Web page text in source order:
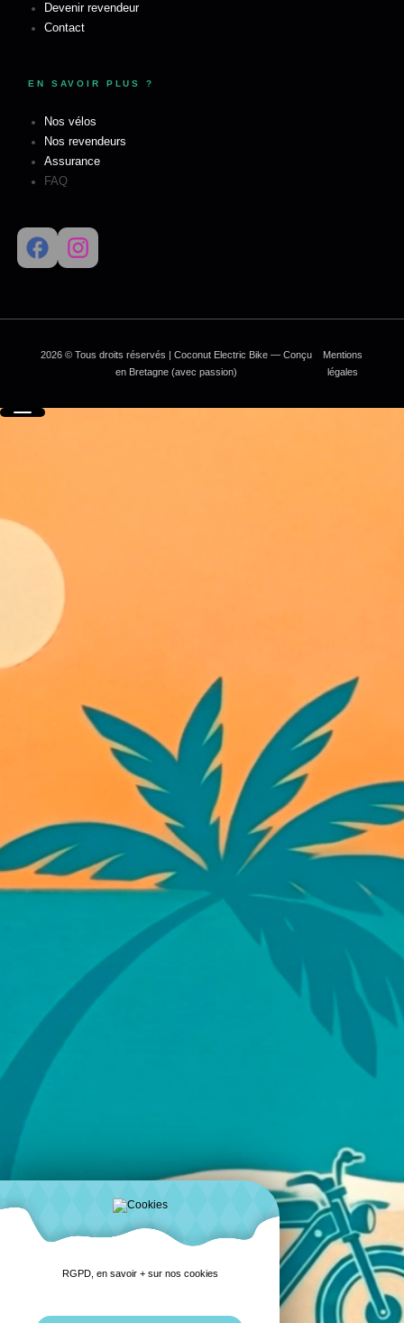
Devenir revendeur
Contact
EN SAVOIR PLUS ?
Nos vélos
Nos revendeurs
Assurance
FAQ
2026 © Tous droits réservés | Coconut Electric Bike — Conçu
en Bretagne (avec passion)
Mentions
légales
RGPD, en savoir + sur nos cookies